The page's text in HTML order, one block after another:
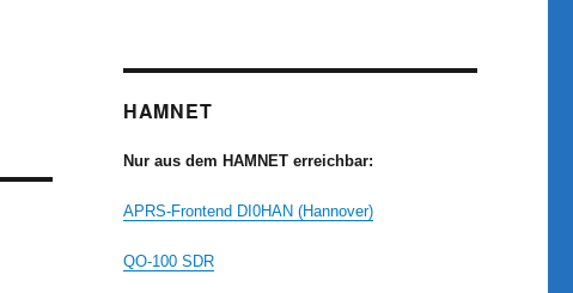
HAMNET
Nur aus dem HAMNET erreichbar:
APRS-Frontend DI0HAN (Hannover)
QO-100 SDR